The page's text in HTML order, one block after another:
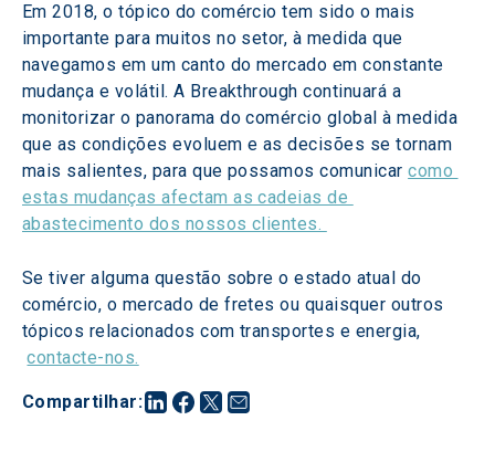
Compartilhar:
Em 2018, o tópico do comércio tem sido o mais
importante para muitos no setor, à medida que
navegamos em um canto do mercado em constante
mudança e volátil. A Breakthrough continuará a
monitorizar o panorama do comércio global à medida
que as condições evoluem e as decisões se tornam
mais salientes, para que possamos comunicar como
estas mudanças afectam as cadeias de
abastecimento dos nossos clientes.
Se tiver alguma questão sobre o estado atual do
comércio, o mercado de fretes ou quaisquer outros
tópicos relacionados com transportes e energia,
contacte-nos.